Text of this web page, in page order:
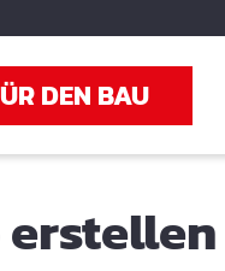
DEN BAU